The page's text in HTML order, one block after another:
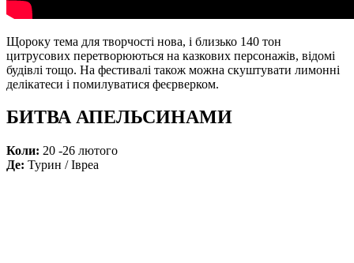
Щороку тема для творчості нова, і близько 140 тон
цитрусових перетворюються на казкових персонажів, відомі
будівлі тощо. На фестивалі також можна скуштувати лимонні
делікатеси і помилуватися феєрверком.
БИТВА АПЕЛЬСИНАМИ
Коли: 20 -26 лютого
Де: Турин / Івреа